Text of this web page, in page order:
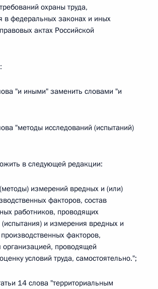
охраны труда,
в федеральных законах и иных
актах Российской
"и иными" заменить словами "и
"методы исследований (испытаний)
в следующей редакции:
измерений вредных и (или)
факторов, состав
работников, проводящих
(испытания) и измерения вредных и
факторов,
организацией, проводящей
условий труда, самостоятельно.";
14 слова "территориальным